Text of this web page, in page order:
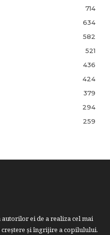
714
634
582
521
436
424
379
294
259
ei de a realiza cel mai
şi îngrijire a copilulului.